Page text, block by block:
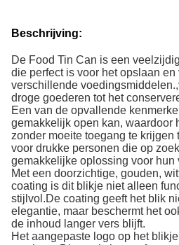
Beschrijving:
De Food Tin Can is een
die perfect is voor het opslaan en
verschillende
droge goederen tot het
Een van de opvallende
gemakkelijk open kan, waardoor
zonder moeite toegang te krijgen
voor drukke personen die op
gemakkelijke oplossing voor
Met een doorzichtige, gouden,
coating is dit blikje niet alleen
stijlvol.De coating geeft het blik
elegantie, maar beschermt het
de inhoud langer vers blijft.
Het aangepaste logo op het